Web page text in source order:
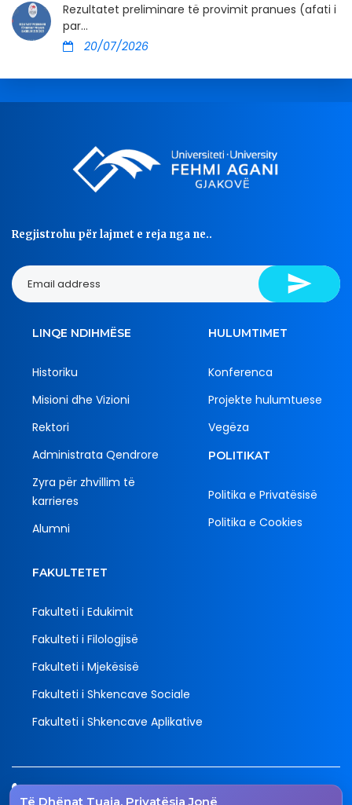
Rezultatet preliminare të provimit pranues (afati i
par...
20/07/2026
Të Dhënat Tuaja, Privatësia Jonë
Regjistrohu për lajmet e reja nga ne..
LINQE NDIHMËSE
Historiku
Misioni dhe Vizioni
Rektori
Administrata Qendrore
Zyra për zhvillim të
karrieres
Alumni
HULUMTIMET
Konferenca
Projekte hulumtuese
Vegëza
POLITIKAT
Politika e Privatësisë
Politika e Cookies
FAKULTETET
Fakulteti i Edukimit
Fakulteti i Filologjisë
Fakulteti i Mjekësisë
Fakulteti i Shkencave Sociale
Fakulteti i Shkencave Aplikative
Tel.